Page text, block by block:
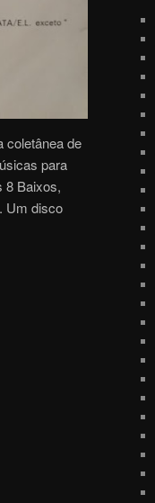
coletânea de
para
8 Baixos,
Um disco